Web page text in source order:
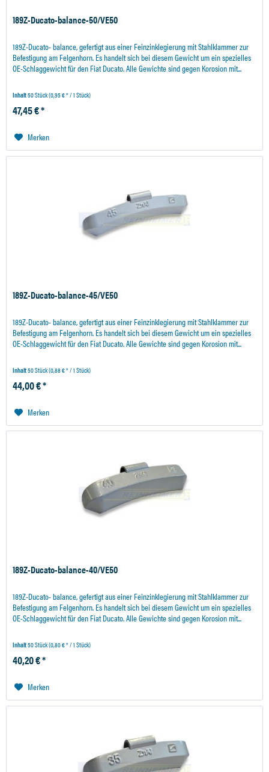
189Z-Ducato-balance-50/VE50
189Z-Ducato- balance, gefertigt aus einer Feinzinklegierung mit Stahlklammer zur
Befestigung am Felgenhorn. Es handelt sich bei diesem Gewicht um ein spezielles
OE-Schlaggewicht für den Fiat Ducato. Alle Gewichte sind gegen Korosion mit...
Inhalt50 Stück(0,95 € * / 1 Stück)
47,45 € *
Merken
189Z-Ducato-balance-45/VE50
189Z-Ducato- balance, gefertigt aus einer Feinzinklegierung mit Stahlklammer zur
Befestigung am Felgenhorn. Es handelt sich bei diesem Gewicht um ein spezielles
OE-Schlaggewicht für den Fiat Ducato. Alle Gewichte sind gegen Korosion mit...
Inhalt50 Stück(0,88 € * / 1 Stück)
44,00 € *
Merken
189Z-Ducato-balance-40/VE50
189Z-Ducato- balance, gefertigt aus einer Feinzinklegierung mit Stahlklammer zur
Befestigung am Felgenhorn. Es handelt sich bei diesem Gewicht um ein spezielles
OE-Schlaggewicht für den Fiat Ducato. Alle Gewichte sind gegen Korosion mit...
Inhalt50 Stück(0,80 € * / 1 Stück)
40,20 € *
Merken